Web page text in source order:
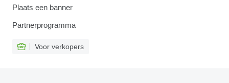
Plaats een banner
Partnerprogramma
Voor verkopers